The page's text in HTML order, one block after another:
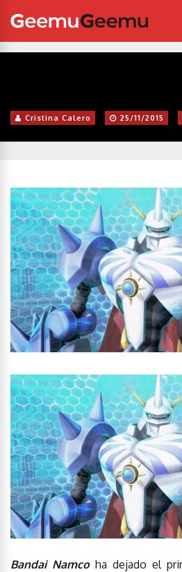
Cristina Calero 25/11/2015
Bandai Namcoha dejado el